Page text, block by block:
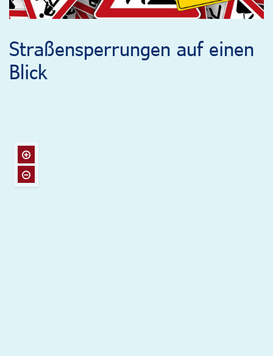
Straßensperrungen auf einen
Blick